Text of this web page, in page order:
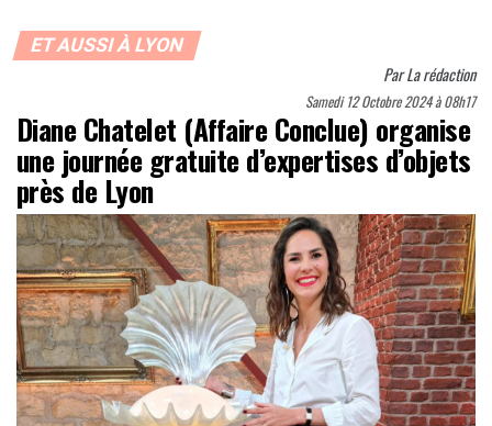
ET AUSSI À LYON
ParLa rédaction
Samedi 12 Octobre 2024 à 08h17
Diane Chatelet (Affaire Conclue) organise
une journée gratuite d’expertises d’objets
près de Lyon